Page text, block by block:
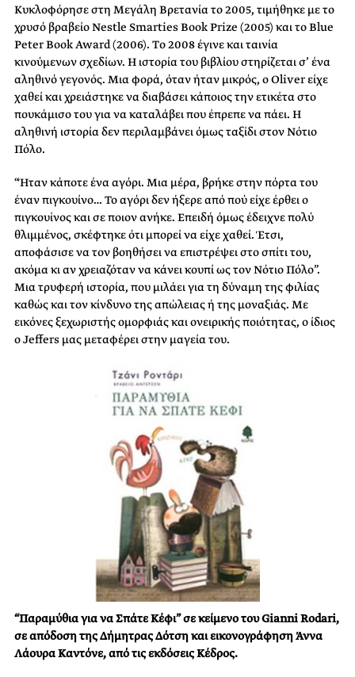
Κυκλοφόρησε στη Μεγάλη Βρετανία το 2005, τιμήθηκε με το
χρυσό βραβείο Nestle Smarties Book Prize (2005) και το Blue
Peter Book Award (2006). Tο 2008 έγινε και ταινία
κινούμενων σχεδίων. Η ιστορία του βιβλίου στηρίζεται σ’ ένα
αληθινό γεγονός. Μια φορά, όταν ήταν μικρός, ο Oliver είχε
χαθεί και χρειάστηκε να διαβάσει κάποιος την ετικέτα στο
πουκάμισο του για να καταλάβει που έπρεπε να πάει. Η
αληθινή ιστορία δεν περιλαμβάνει όμως ταξίδι στον Νότιο
Πόλο.
“Ήταν κάποτε ένα αγόρι. Μια μέρα, βρήκε στην πόρτα του
έναν πιγκουίνο… Το αγόρι δεν ήξερε από πού είχε έρθει ο
πιγκουίνος και σε ποιον ανήκε. Επειδή όμως έδειχνε πολύ
θλιμμένος, σκέφτηκε ότι μπορεί να είχε χαθεί. Έτσι,
αποφάσισε να τον βοηθήσει να επιστρέψει στο σπίτι του,
ακόμα κι αν χρειαζόταν να κάνει κουπί ως τον Νότιο Πόλο”.
Μια τρυφερή ιστορία, που μιλάει για τη δύναμη της φιλίας
καθώς και τον κίνδυνο της απώλειας ή της μοναξιάς. Με
εικόνες ξεχωριστής ομορφιάς και ονειρικής ποιότητας, ο ίδιος
ο Jeffers μας μεταφέρει στην μαγεία του.
“Παραμύθια για να Σπάτε Κέφι” σε κείμενο του Gianni Rodari,
σε απόδοση της Δήμητρας Δότση και εικονογράφηση Άννα
Λάουρα Καντόνε, από τις εκδόσεις Κέδρος.